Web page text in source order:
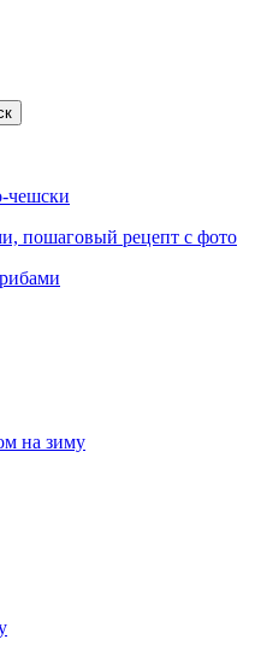
чешски
пошаговый рецепт с фото
на зиму